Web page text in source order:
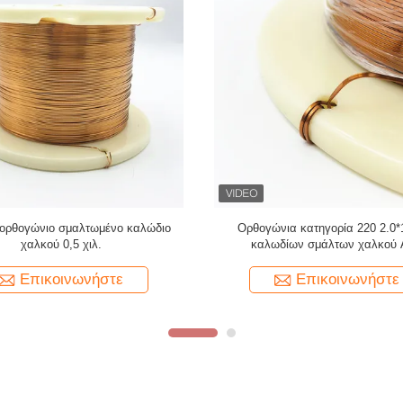
λεπτές 1,5 mmx0,1 mm
σμιλεμένες σχοινίτες χαλκού για
Επικοινωνήστε
Προσαρμοσμένο υψηλής
σφραγισμένο σύρμα χαλκού
Επικοινωνήστε